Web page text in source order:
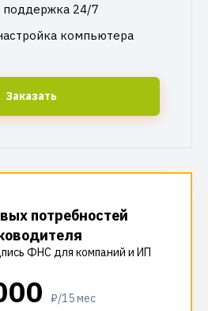
поддержка 24/7
компьютера
Заказать
потребностей
ФНС для компаний и ИП
₽/15 мес